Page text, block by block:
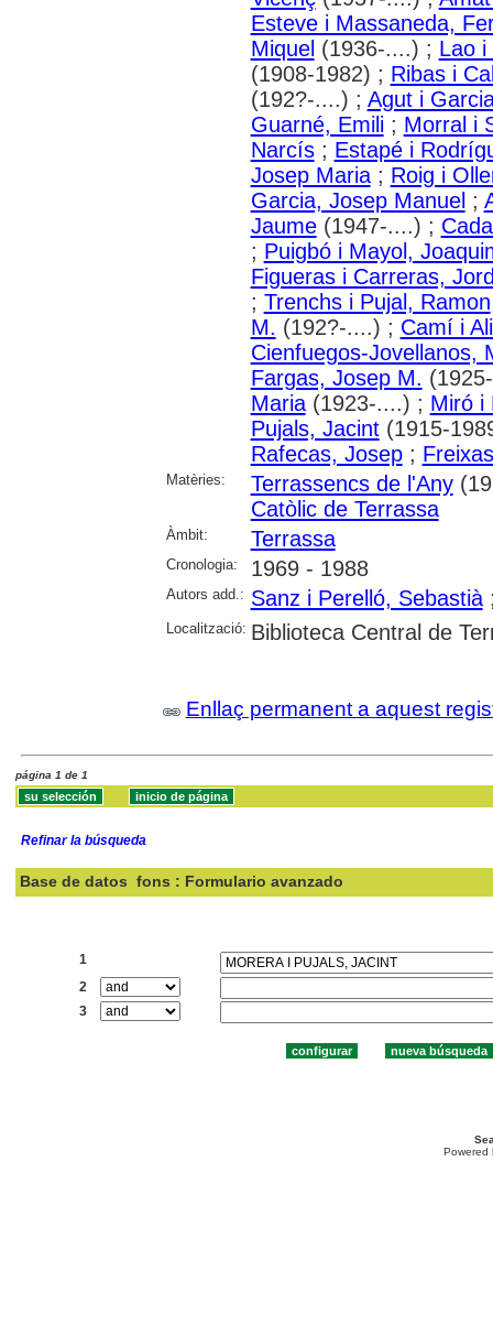
Esteve i Massaneda,
Miquel (1936-....) ; Lao i
(1908-1982) ; Ribas i
(192?-....) ; Agut i
Guarné, Emili; Morral i
Narcís; Estapé i
Josep Maria; Roig i
Garcia, Josep Manuel ;
Jaume(1947-....) ;
; Puigbó i Mayol,
Figueras i Carreras,
; Trenchs i Pujal, Ramon
M. (192?-....) ; Camí i
Cienfuegos-Jovellanos,
Fargas, Josep M.
Maria(1923-....) ; Miró i
Pujals, Jacint(1915-
Rafecas, Josep;
Matèries: Terrassencs de l'Any
Catòlic de Terrassa
Àmbit: Terrassa
Cronologia: 1969 - 1988
Autors add.: Sanz i Perelló, Sebastià
Localització: Biblioteca Central de
Enllaç permanent a aquest
página 1 de 1
Refinar la búsqueda
Base de datos fons : Formulario avanzado
1
2
3
Powered